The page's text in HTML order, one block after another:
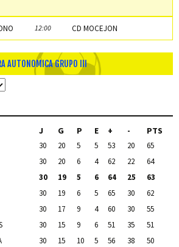
12:00 CD MOCEJON
AUTONOMICA GRUPO III
J G P E + - PTS
30 20 5 5 53 20
65
30 20 6 4 62 22
64
30 19 5 6 64 25
63
30 19 6 5 65 30
62
30 17 9 4 60 30
55
30 15 9 6 51 35
51
30 15 10 5 56 38
50